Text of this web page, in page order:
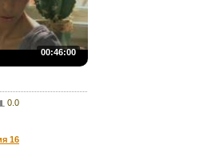
00:46:00
0.0
16